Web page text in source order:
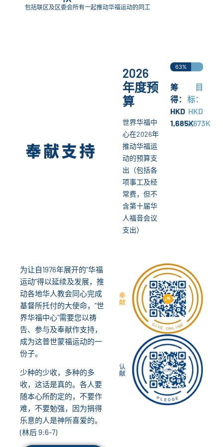
包括联区及区委会所有一起推动华福运动的同工
奉献支持
2026
年度预
算
世界华福中
心在2026年
推动华福运
动的预算支
出（包括各
项事工及经
常费，但不
含第十届华
人福音会议
支出）
63%
筹
得：
HKD
1,685K
目
标：
HKD
2,673K
为让自1976年展开的“华福
运动”得以延续及发展，推
动各地华人教会同心完成
基督所托付的大使命，“世
界华福中心”需要您以祷
告、参与及奉献作支持，
成为这普世蒙福运动的一
份子。
少种的少收，多种的多
收，这话是真的。各人要
随本心所酌定的，不要作
难，不要勉强，因为捐得
乐意的人是神所喜爱的。
(林后 9:6-7)